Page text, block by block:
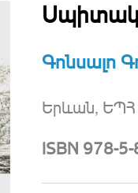
Սպիտակ
Գոնսալո
Երևան, ԵՊՀ
ISBN 978-